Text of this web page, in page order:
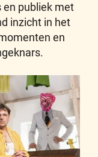
publiek met
inzicht in het
en